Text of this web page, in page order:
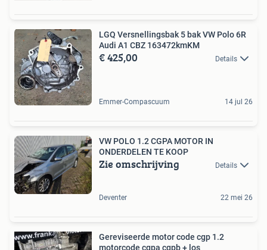
LGQ Versnellingsbak 5 bak VW Polo 6R
Audi A1 CBZ 163472kmKM
€ 425,00 Details
Emmer-Compascuum 14 jul 26
VW POLO 1.2 CGPA MOTOR IN
ONDERDELEN TE KOOP
Zie omschrijving Details
Deventer 22 mei 26
Gereviseerde motor code cgp 1.2
motorcode cgpa cgpb + los